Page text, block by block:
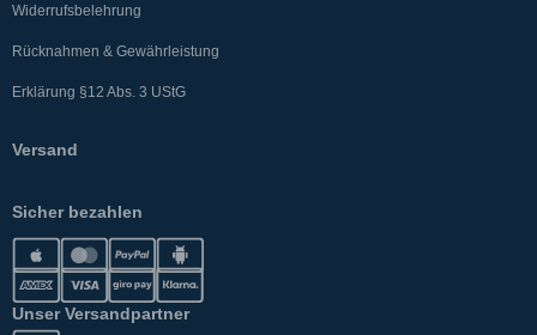
Widerrufsbelehrung
Rücknahmen & Gewährleistung
Erklärung §12 Abs. 3 UStG
Versand
Sicher bezahlen
Unser Versandpartner